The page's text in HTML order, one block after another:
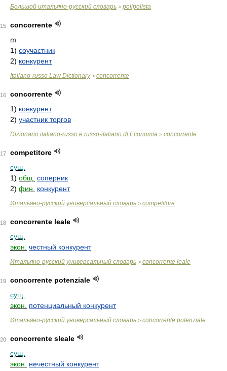
Большой итальяно-русский словарь > polipolista
15
concorrente
m
1) соучастник
2) конкурент
Italiano-russo Law Dictionary> concorrente
16
concorrente
1) конкурент
2) участник торгов
Dizionario italiano-russo e russo-italiano di Economia > concorrente
17
competitore
сущ.
1) общ. соперник
2) фин. конкурент
Итальяно-русский универсальный словарь > competitore
18
concorrente leale
сущ.
экон. честный конкурент
Итальяно-русский универсальный словарь > concorrente leale
19
concorrente potenziale
сущ.
экон.
потенциальный конкурент
Итальяно-русский универсальный словарь > concorrente potenziale
20
concorrente sleale
сущ.
экон.
нечестный конкурент